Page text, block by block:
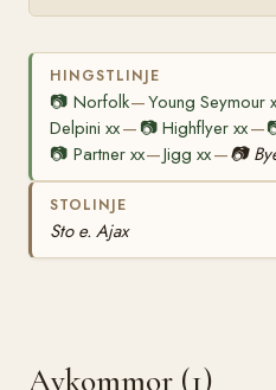
HINGSTLINJE
📷 Norfolk—Young Seymour
Delpini xx— 📷Highflyer xx—
📷 Partner xx—Jigg xx—📷
STOLINJE
Sto e. Ajax
Avkommor (1)